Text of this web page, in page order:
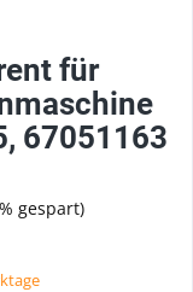
für
67051163
gespart)